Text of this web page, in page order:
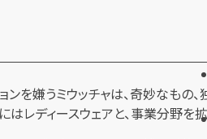
を嫌うミウッチャは、奇妙なもの
レディースウェアと、事業分野を拡